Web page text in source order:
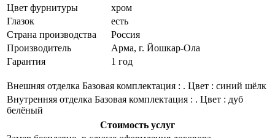
Цвет фурнитуры
хром
Глазок
есть
Страна производства
Россия
Производитель
Арма, г. Йошкар-Ола
Гарантия
1 год
Внешняя отделка Базовая комплектация : . Цвет : синий шёлк
Внутренняя отделка Базовая комплектация : . Цвет : дуб
белёный
Стоимость услуг